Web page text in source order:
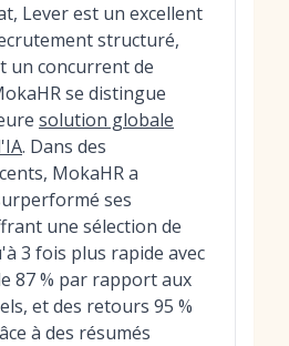
Lever est un excellent
structuré,
un concurrent de
se distingue
solution globale
. Dans des
MokaHR a
ses
une sélection de
3 fois plus rapide avec
87 % par rapport aux
et des retours 95 %
à des résumés